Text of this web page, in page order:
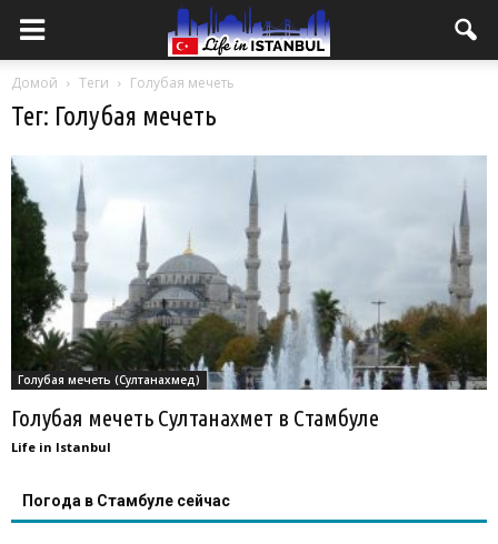
Домой Теги Голубая мечеть
Тег: Голубая мечеть
Голубая мечеть (Султанахмед)
Голубая мечеть Султанахмет в Стамбуле
Life in Istanbul
Погода в Стамбуле сейчас